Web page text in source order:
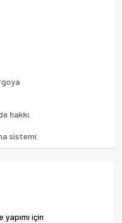
hakkı.
sistemi.
için